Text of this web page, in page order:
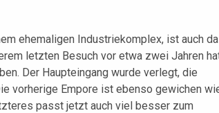
ehemaligen Industriekomplex, ist auch
letzten Besuch vor etwa zwei Jahren
Der Haupteingang wurde verlegt, die
vorherige Empore ist ebenso gewichen
passt jetzt auch viel besser zum